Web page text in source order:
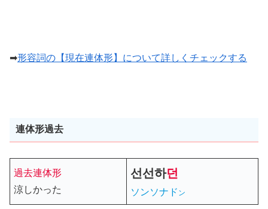
➡形容詞の【現在連体形】について詳しくチェックする
連体形過去
過去連体形
涼しかった
선선하던
ソンソナド ン